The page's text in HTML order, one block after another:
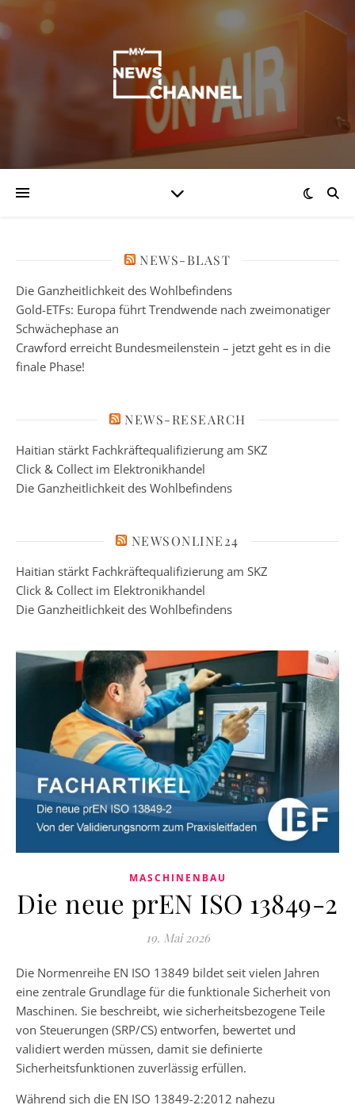
NEWS-BLAST
Die Ganzheitlichkeit des Wohlbefindens
Gold-ETFs: Europa führt Trendwende nach zweimonatiger
Schwächephase an
Crawford erreicht Bundesmeilenstein – jetzt geht es in die
finale Phase!
NEWS-RESEARCH
Haitian stärkt Fachkräftequalifizierung am SKZ
Click & Collect im Elektronikhandel
Die Ganzheitlichkeit des Wohlbefindens
NEWSONLINE24
Haitian stärkt Fachkräftequalifizierung am SKZ
Click & Collect im Elektronikhandel
Die Ganzheitlichkeit des Wohlbefindens
MASCHINENBAU
Die neue prEN ISO 13849-2
19. Mai 2026
Die Normenreihe EN ISO 13849 bildet seit vielen Jahren
eine zentrale Grundlage für die funktionale Sicherheit von
Maschinen. Sie beschreibt, wie sicherheitsbezogene Teile
von Steuerungen (SRP/CS) entworfen, bewertet und
validiert werden müssen, damit sie definierte
Sicherheitsfunktionen zuverlässig erfüllen.
Während sich die EN ISO 13849-2:2012 nahezu